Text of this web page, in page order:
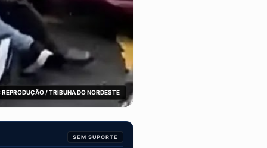
/ TRIBUNA DO NORDESTE
SEM SUPORTE